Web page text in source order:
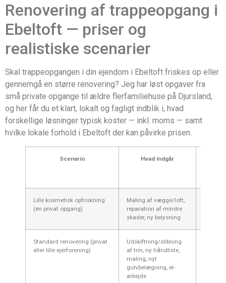
Renovering af trappeopgang i
Ebeltoft — priser og
realistiske scenarier
Skal trappeopgangen i din ejendom i Ebeltoft friskes op eller
gennemgå en større renovering? Jeg har løst opgaver fra
små private opgange til ældre flerfamiliehuse på Djursland,
og her får du et klart, lokalt og fagligt indblik i, hvad
forskellige løsninger typisk koster — inkl. moms — samt
hvilke lokale forhold i Ebeltoft der kan påvirke prisen.
Scenario Hvad indgår
Lille kosmetisk opfriskning
(én privat opgang)
Maling af vægge/loft,
reparation af mindre
skader, ny belysning
Standard renovering (privat
eller lille ejerforening)
Udskiftning/slibning
af trin, ny håndliste,
maling, nyt
gulvbelægning, el-
arbejde